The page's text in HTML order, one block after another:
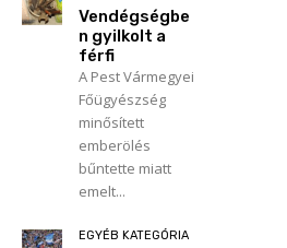
Vendégségbe
n gyilkolt a
férfi
A Pest Vármegyei
Főügyészség
minősített
emberölés
bűntette miatt
emelt...
EGYÉB KATEGÓRIA